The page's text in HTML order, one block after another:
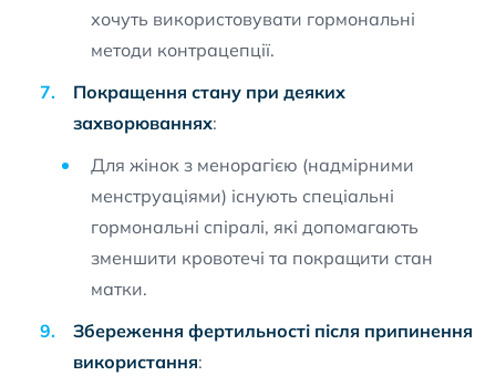
хочуть використовувати гормональні
методи контрацепції.
Покращення стану при деяких
захворюваннях:
Для жінок з менорагією (надмірними
менструаціями) існують спеціальні
гормональні спіралі, які допомагають
зменшити кровотечі та покращити стан
матки.
Збереження фертильності після припинення
використання: